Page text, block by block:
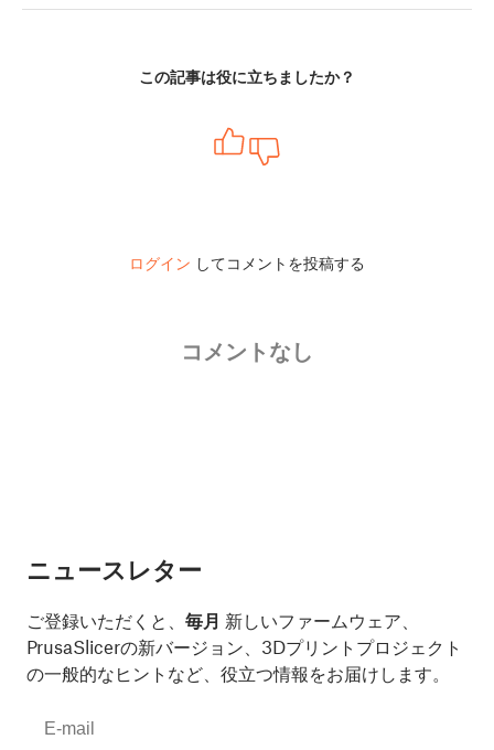
この記事は役に立ちましたか？
ログイン してコメントを投稿する
コメントなし
ニュースレター
ご登録いただくと、 毎月 新しいファームウェア、
PrusaSlicerの新バージョン、3Dプリントプロジェクト
の一般的なヒントなど、役立つ情報をお届けします。